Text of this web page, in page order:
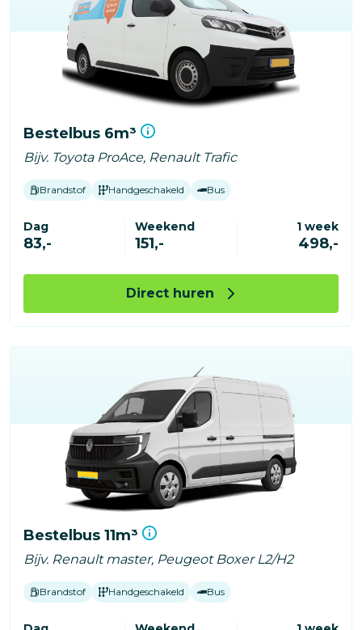
Bestelbus 6m³
Bijv. Toyota ProAce, Renault Trafic
Brandstof Handgeschakeld Bus
Dag
83,-
Weekend
151,-
1 week
498,-
Direct huren
Bestelbus 11m³
Bijv. Renault master, Peugeot Boxer L2/H2
Brandstof Handgeschakeld Bus